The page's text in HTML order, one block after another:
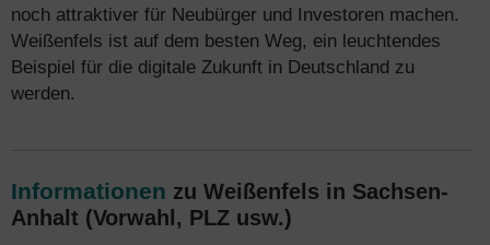
noch attraktiver für Neubürger und Investoren machen.
Weißenfels ist auf dem besten Weg, ein leuchtendes
Beispiel für die digitale Zukunft in Deutschland zu
werden.
Informationen zu Weißenfels in Sachsen-
Anhalt (Vorwahl, PLZ usw.)